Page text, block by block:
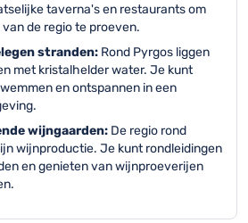
taverna's en restaurants om
de regio te proeven.
stranden: Rond Pyrgos liggen
met kristalhelder water. Je kunt
en ontspannen in een
wijngaarden: De regio rond
wijnproductie. Je kunt rondleidingen
en genieten van wijnproeverijen